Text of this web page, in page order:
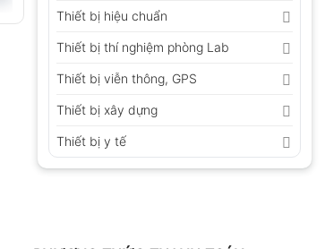
Thiết bị hiệu chuẩn
Thiết bị thí nghiệm phòng Lab
Thiết bị viễn thông, GPS
Thiết bị xây dựng
Thiết bị y tế